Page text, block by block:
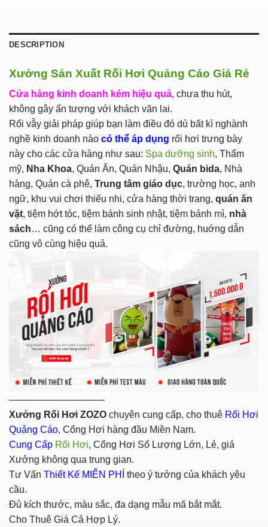
DESCRIPTION
Xưởng Sản Xuất Rối Hơi Quảng Cáo Giá Rẻ
Cửa hàng kinh doanh kém hiệu quả, chưa thu hút,
không gây ấn tượng với khách vãn lai.
Rối vẫy giải pháp giúp bạn làm điều đó dù bất kì nghành
nghề kinh doanh nào có thể áp dụng rối hơi trưng bày
này cho các cửa hàng như sau: Spa dưỡng sinh, Thẩm
mỹ, Nha Khoa, Quán Ăn, Quán Nhậu, Quán bida, Nhà
hàng, Quán cà phê, Trung tâm giáo dục, trường học, anh
ngữ, khu vui chơi thiếu nhi, cửa hàng thời trang, quán ăn
vặt, tiệm hớt tóc, tiệm bánh sinh nhật, tiệm bánh mì, nhà
sách… cũng có thể làm công cụ chỉ đường, huớng dẫn
cũng vô cùng hiệu quả.
——————————
Xưởng Rối Hơi ZOZO chuyên cung cấp, cho thuê Rối Hơi
Quảng Cáo, Cổng Hơi hàng đầu Miền Nam.
Cung Cấp Rối Hơi, Cổng Hơi Số Lượng Lớn, Lẻ, giá
Xưởng không qua trung gian.
Tư Vấn Thiết Kế MIỄN PHÍ
theo ý tưởng của khách yêu
cầu.
Đủ kích thước, màu sắc, đa dạng mẫu mã bắt mắt.
Cho Thuê Giá Cả Hợp Lý.